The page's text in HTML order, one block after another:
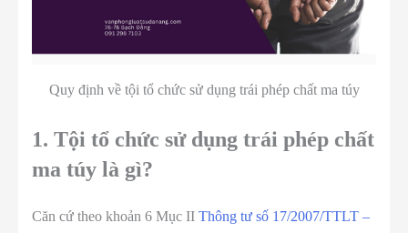
Quy định về tội tổ chức sử dụng trái phép chất ma túy
1. Tội tổ chức sử dụng trái phép chất
ma túy là gì?
Căn cứ theo khoản 6 Mục II Thông tư số 17/2007/TTLT –